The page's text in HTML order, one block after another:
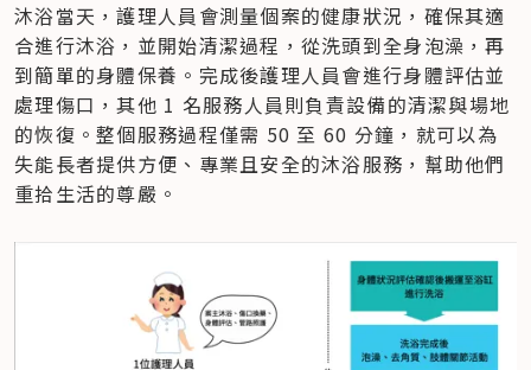
沐浴當天，護理人員會測量個案的健康狀況，確保其適
合進行沐浴，並開始清潔過程，從洗頭到全身泡澡，再
到簡單的身體保養。完成後護理人員會進行身體評估並
處理傷口，其他 1 名服務人員則負責設備的清潔與場地
的恢復。整個服務過程僅需 50 至 60 分鐘，就可以為
失能長者提供方便、專業且安全的沐浴服務，幫助他們
重拾生活的尊嚴。